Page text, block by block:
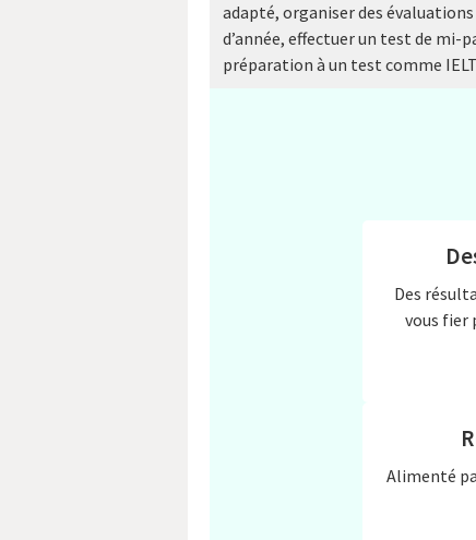
adapté, organiser des
d’année, effectuer un test de mi-
préparation à un test comme
Des
vous fier
Alimenté